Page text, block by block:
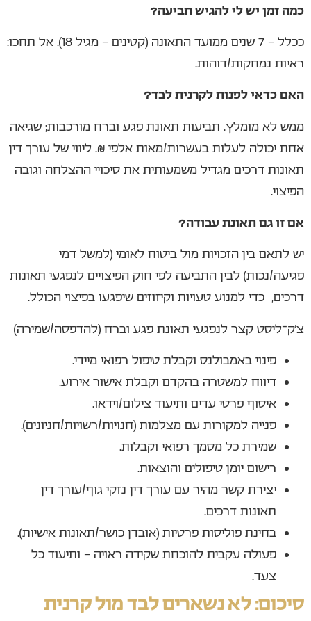
כמה זמן יש לי להגיש תביעה?
ככלל – 7 שנים ממועד התאונה (קטינים – מגיל 18). אל תחכו:
ראיות נמחקות/דוהות.
האם כדאי לפנות לקרנית לבד?
ממש לא מומלץ. תביעות תאונת פגע וברח מורכבות; שגיאה
אחת יכולה לעלות בעשרות/מאות אלפי ₪. ליווי של עורך דין
תאונות דרכים מגדיל משמעותית את סיכויי ההצלחה וגובה
הפיצוי.
אם זו גם תאונת עבודה?
יש לתאם בין הזכויות מול ביטוח לאומי (למשל דמי
פגיעה/נכות) לבין התביעה לפי חוק הפיצויים לנפגעי תאונות
דרכים, כדי למנוע טעויות וקיזוזים שיפגעו בפיצוי הכולל.
צ’ק־ליסט קצר לנפגעי תאונת פגע וברח (להדפסה/שמירה)
פינוי באמבולנס וקבלת טיפול רפואי מיידי.
דיווח למשטרה בהקדם וקבלת אישור אירוע.
איסוף פרטי עדים ותיעוד צילום/וידאו.
פנייה למקורות עם מצלמות (חנויות/רשויות/חניונים).
שמירת כל מסמך רפואי וקבלות.
רישום יומן טיפולים והוצאות.
יצירת קשר מהיר עם עורך דין נזקי גוף/עורך דין
תאונות דרכים.
בחינת פוליסות פרטיות (אובדן כושר/תאונות אישיות).
פעולה עקבית להוכחת שקידה ראויה – ותיעוד כל
צעד.
סיכום: לא נשארים לבד מול קרנית